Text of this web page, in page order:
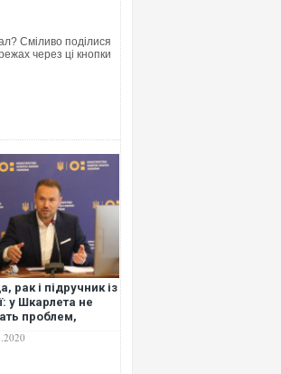
Сміливо поділися
через ці кнопки
рак і підручник із
у Шкарлета не
проблем,
за